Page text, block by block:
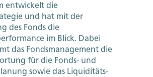
entwickelt die
und hat mit der
des Fonds die
im Blick. Dabei
das Fondsmanagement die
für die Fonds- und
sowie das Liquiditäts-